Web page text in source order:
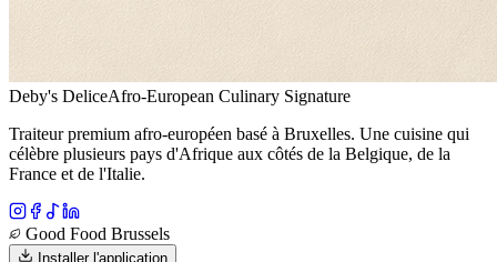
Deby's DeliceAfro-European Culinary Signature
Traiteur premium afro-européen basé à Bruxelles. Une cuisine qui
célèbre plusieurs pays d'Afrique aux côtés de la Belgique, de la
France et de l'Italie.
Good Food Brussels
Installer l'application